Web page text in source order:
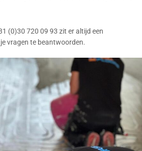
(0)30 720 09 93 zit er altijd een
vragen te beantwoorden.